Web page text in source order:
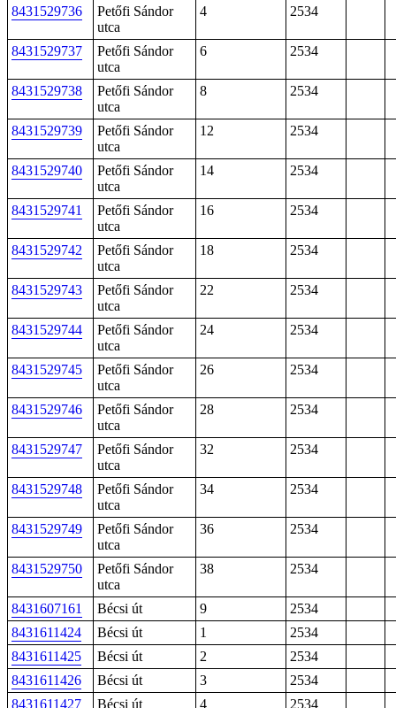
8431529736
Petőfi Sándor
utca
4 2534
8431529737
Petőfi Sándor
utca
6 2534
8431529738
Petőfi Sándor
utca
8 2534
8431529739
Petőfi Sándor
utca
12 2534
8431529740
Petőfi Sándor
utca
14 2534
8431529741
Petőfi Sándor
utca
16 2534
8431529742
Petőfi Sándor
utca
18 2534
8431529743
Petőfi Sándor
utca
22 2534
8431529744
Petőfi Sándor
utca
24 2534
8431529745
Petőfi Sándor
utca
26 2534
8431529746
Petőfi Sándor
utca
28 2534
8431529747
Petőfi Sándor
utca
32 2534
8431529748
Petőfi Sándor
utca
34 2534
8431529749
Petőfi Sándor
utca
36 2534
8431529750
Petőfi Sándor
utca
38 2534
8431607161 Bécsi út 9
2534
8431611424
Bécsi út 1
2534
8431611425
Bécsi út 2
2534
8431611426
Bécsi út 3
2534
8431611427
Bécsi út 4 2534